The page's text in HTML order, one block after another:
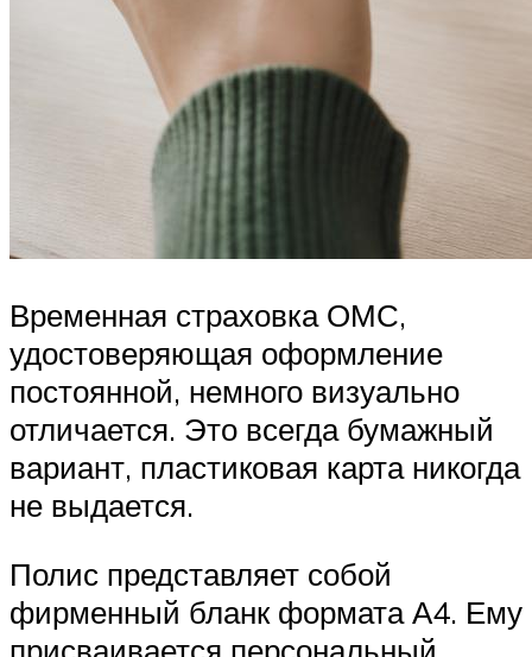
Временная страховка ОМС,
удостоверяющая оформление
постоянной, немного визуально
отличается. Это всегда бумажный
вариант, пластиковая карта никогда
не выдается.
Полис представляет собой
фирменный бланк формата А4. Ему